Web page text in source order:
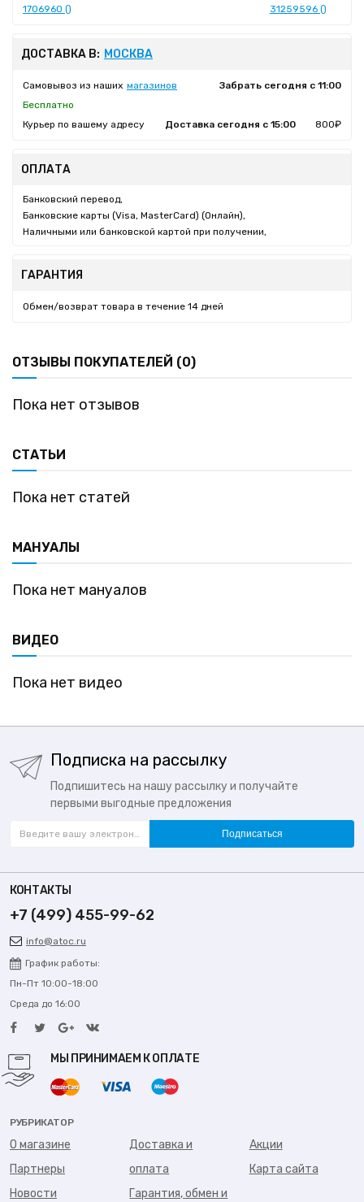
1706960 ()
31259596 ()
ДОСТАВКА В: МОСКВА
Самовывоз из наших магазинов
Забрать сегодня с 11:00
Бесплатно
Курьер по вашему адресу
Доставка сегодня с 15:00 800₽
ОПЛАТА
Банковский перевод,
Банковские карты (Visa, MasterCard) (Онлайн),
Наличными или банковской картой при получении,
ГАРАНТИЯ
Обмен/возврат товара в течение 14 дней
ОТЗЫВЫ ПОКУПАТЕЛЕЙ (0)
Пока нет отзывов
СТАТЬИ
Пока нет статей
МАНУАЛЫ
Пока нет мануалов
ВИДЕО
Пока нет видео
Подписка на рассылку
Подпишитесь на нашу рассылку и получайте
первыми выгодные предложения
Подписаться
КОНТАКТЫ
+7 (499) 455-99-62
info@atoc.ru
График работы:
Пн-Пт 10:00-18:00
Среда до 16:00
МЫ ПРИНИМАЕМ К ОПЛАТЕ
РУБРИКАТОР
О магазине
Партнеры
Новости
Доставка и
оплата
Гарантия, обмен и
Акции
Карта сайта